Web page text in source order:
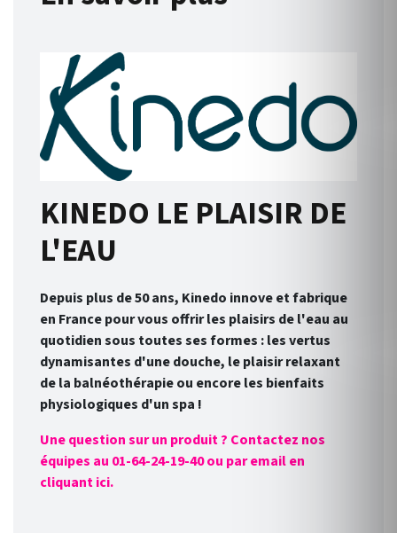
KINEDO LE PLAISIR DE
L'EAU
Depuis plus de 50 ans, Kinedo innove et fabrique
en France pour vous offrir les plaisirs de l'eau au
quotidien sous toutes ses formes : les vertus
dynamisantes d'une douche, le plaisir relaxant
de la balnéothérapie ou encore les bienfaits
physiologiques d'un spa !
Une question sur un produit ? Contactez nos
équipes au 01-64-24-19-40 ou par email en
cliquant ici.